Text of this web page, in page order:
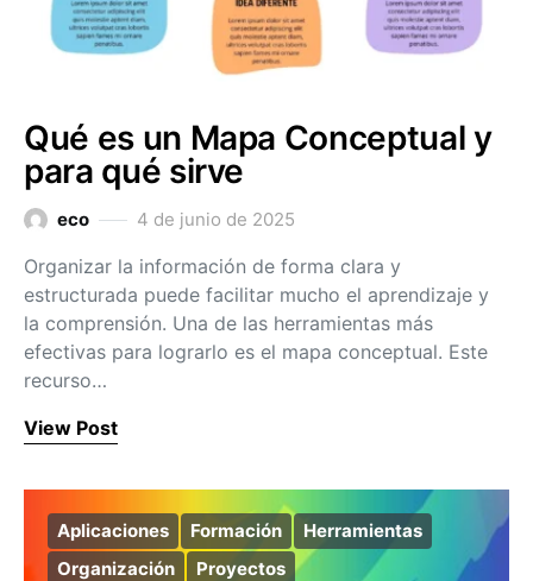
Qué es un Mapa Conceptual y
para qué sirve
eco 4 de junio de 2025
Organizar la información de forma clara y
estructurada puede facilitar mucho el aprendizaje y
la comprensión. Una de las herramientas más
efectivas para lograrlo es el mapa conceptual. Este
recurso…
View Post
Aplicaciones Formación
Herramientas
Organización
Proyectos